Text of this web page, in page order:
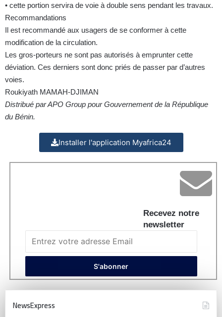
• cette portion servira de voie à double sens pendant les travaux.
Recommandations
Il est recommandé aux usagers de se conformer à cette
modification de la circulation.
Les gros-porteurs ne sont pas autorisés à emprunter cette
déviation. Ces derniers sont donc priés de passer par d’autres
voies.
Roukiyath MAMAH-DJIMAN
Distribué par APO Group pour Gouvernement de la République
du Bénin.
Installer l'application Myafrica24
Recevez notre
newsletter
NewsExpress